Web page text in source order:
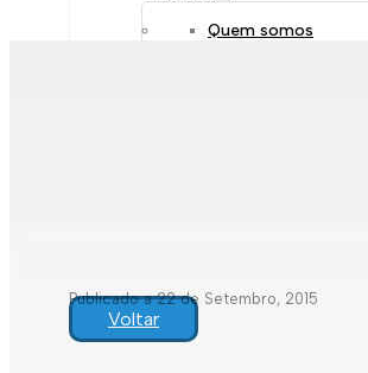
Quem somos
Recolha de resíduos
Comunicação de
Publicado a 22 de Setembro, 2015
Voltar